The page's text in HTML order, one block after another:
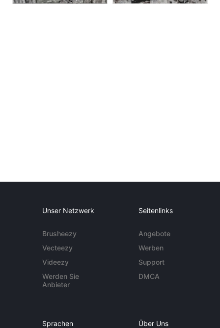
Unser Netzwerk
Brusheezy
Vecteezy
Videezy
Werden Sie
Anbieter
Seitenlinks
Angebote
Werben
Support
DMCA
Sprachen Über Uns